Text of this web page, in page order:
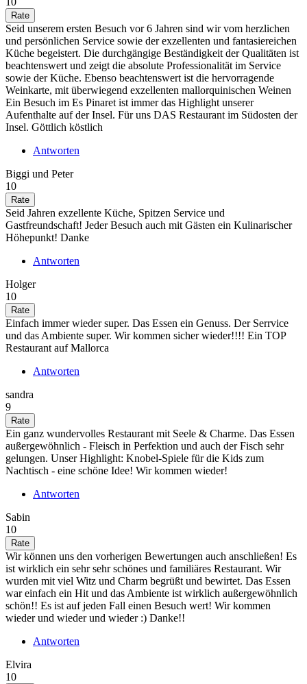
Seid unserem ersten Besuch vor 6 Jahren sind wir vom herzlichen
und persönlichen Service sowie der exzellenten und fantasiereichen
Küche begeistert. Die durchgängige Beständigkeit der Qualitäten ist
beachtenswert und zeigt die absolute Professionalität im Service
sowie der Küche. Ebenso beachtenswert ist die hervorragende
Weinkarte, mit überwiegend exzellenten mallorquinischen Weinen
Ein Besuch im Es Pinaret ist immer das Highlight unserer
Aufenthalte auf der Insel. Für uns DAS Restaurant im Südosten der
Insel. Göttlich köstlich
Antworten
Biggi und Peter
10
Seid Jahren exzellente Küche, Spitzen Service und
Gastfreundschaft! Jeder Besuch auch mit Gästen ein Kulinarischer
Höhepunkt! Danke
Antworten
Holger
10
Einfach immer wieder super. Das Essen ein Genuss. Der Serrvice
und das Ambiente super. Wir kommen sicher wieder!!!! Ein TOP
Restaurant auf Mallorca
Antworten
sandra
9
Ein ganz wundervolles Restaurant mit Seele & Charme. Das Essen
außergewöhnlich - Fleisch in Perfektion und auch der Fisch sehr
gelungen. Unser Highlight: Knobel-Spiele für die Kids zum
Nachtisch - eine schöne Idee! Wir kommen wieder!
Antworten
Sabin
10
Wir können uns den vorherigen Bewertungen auch anschließen! Es
ist wirklich ein sehr sehr schönes und familiäres Restaurant. Wir
wurden mit viel Witz und Charm begrüßt und bewirtet. Das Essen
war einfach ein Hit und das Ambiente ist wirklich außergewöhnlich
schön!! Es ist auf jeden Fall einen Besuch wert! Wir kommen
wieder und wieder und wieder :) Danke!!
Antworten
Elvira
10